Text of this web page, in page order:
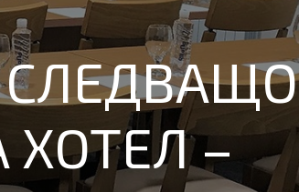
СЛЕДВАЩО
ХОТЕЛ –